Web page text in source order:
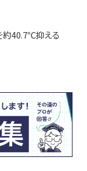
約40.7℃抑える